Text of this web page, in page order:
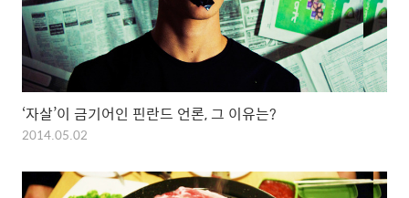
‘자살’이 금기어인 핀란드 언론, 그 이유는?
2014.05.02